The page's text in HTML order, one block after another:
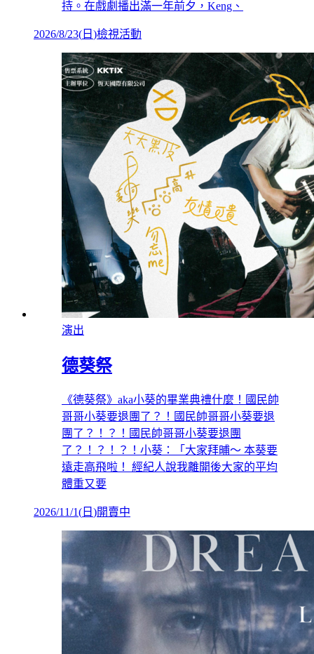
持。在戲劇播出滿一年前夕，Keng、
2026/8/23( 日 )檢視活動
演出
德葵祭
《德葵祭》aka小葵的畢業典禮什麼！國民帥
哥哥小葵要退團了？！國民帥哥哥小葵要退
團了？！？！國民帥哥哥小葵要退團
了？！？！？！小葵：「大家拜晡～ 本葵要
遠走高飛啦！ 經紀人說我離開後大家的平均
體重又要
2026/11/1( 日 )開賣中